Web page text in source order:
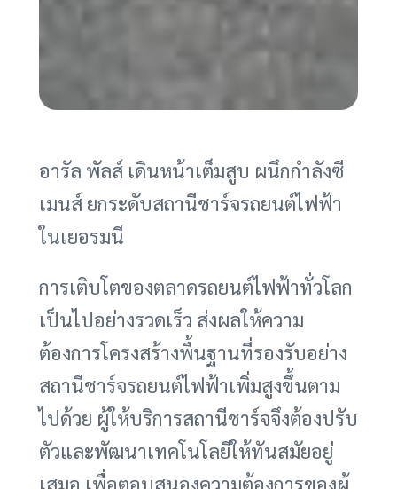
อารัล พัลส์ เดินหน้าเต็มสูบ ผนึกกำลังซี
เมนส์ ยกระดับสถานีชาร์จรถยนต์ไฟฟ้า
ในเยอรมนี
การเติบโตของตลาดรถยนต์ไฟฟ้าทั่วโลก
เป็นไปอย่างรวดเร็ว ส่งผลให้ความ
ต้องการโครงสร้างพื้นฐานที่รองรับอย่าง
สถานีชาร์จรถยนต์ไฟฟ้าเพิ่มสูงขึ้นตาม
ไปด้วย ผู้ให้บริการสถานีชาร์จจึงต้องปรับ
ตัวและพัฒนาเทคโนโลยีให้ทันสมัยอยู่
เสมอ เพื่อตอบสนองความต้องการของผู้